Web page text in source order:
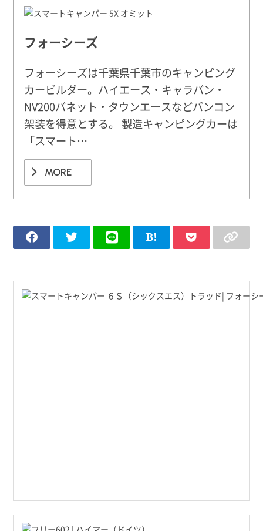
フォーシーズ
フォーシーズは千葉県千葉市のキャンピング
カービルダー。ハイエース・キャラバン・
NV200バネット・タウンエースなどバンコン
架装を得意とする。 製造キャンピングカーは
「スマート…
MORE